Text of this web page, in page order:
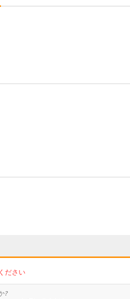
ださい